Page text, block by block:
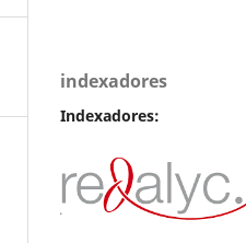
indexadores
Indexadores: